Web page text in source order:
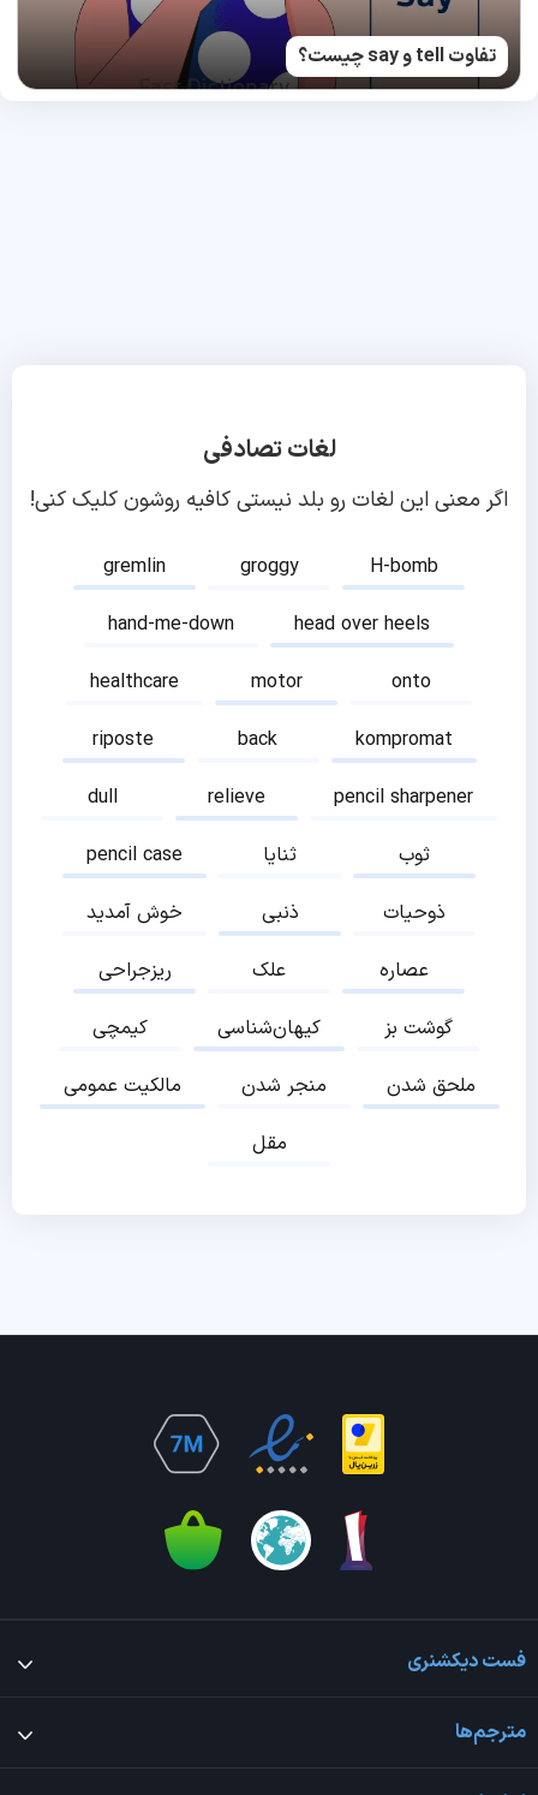
تفاوت tell و say چیست؟
لغات تصادفی
اگر معنی این لغات رو بلد نیستی کافیه روشون کلیک کنی!
gremlin groggy
H-bomb
hand-me-down
head over heels
healthcare
motor
onto
riposte
back
kompromat
dull
relieve
pencil sharpener
pencil case
ثنایا
ثوب
خوش آمدید
ذنبی
ذوحیات
ریزجراحی
علک
عصاره
کیمچی
کیهان‌شناسی
گوشت بز
مالکیت عمومی
منجر شدن
ملحق شدن
مقل
فست دیکشنری
مترجم‌ها